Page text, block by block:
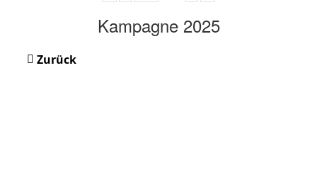
Kampagne 2025
Zurück